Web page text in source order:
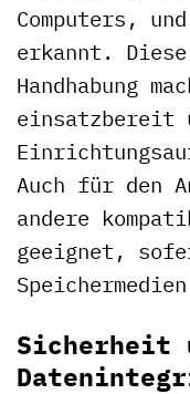
Computers,
erkannt.
Handhabung
einsatzbereit
Auch für den
andere
geeignet,
Sicherheit